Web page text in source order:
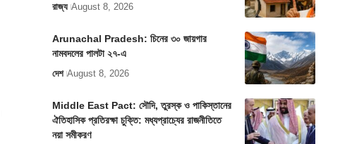
রাজ্য August 8, 2026
Arunachal Pradesh: চিনের ৩০ জায়গার
নামবদলের পালটা ২৭-এ
দেশ August 8, 2026
Middle East Pact: সৌদি, তুরস্ক ও পাকিস্তানের
ঐতিহাসিক প্রতিরক্ষা চুক্তি: মধ্যপ্রাচ্যের রাজনীতিতে
নয়া সমীকরণ